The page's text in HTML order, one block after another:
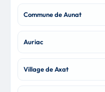
Commune de Aunat
Auriac
Village de Axat